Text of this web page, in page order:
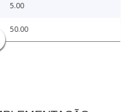
5.00
50.00